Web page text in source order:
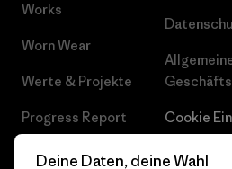
Works
Worn Wear
Werte & Projekte
Progress Report
Business Unusual
Cookie
Karriere
Deine Daten, deine Wahl